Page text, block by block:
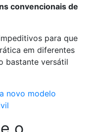
convencionais de
para que
em diferentes
bastante versátil
novo modelo